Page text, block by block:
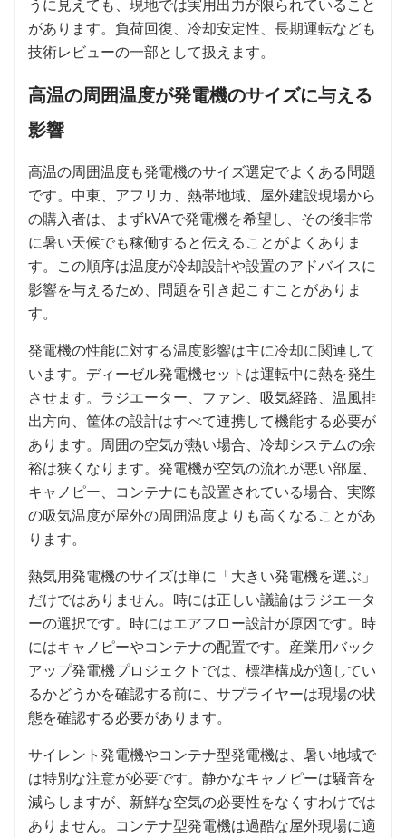
うに見えても、現地では実用出力が限られていること
があります。負荷回復、冷却安定性、長期運転なども
技術レビューの一部として扱えます。
高温の周囲温度が発電機のサイズに与える
影響
高温の周囲温度も発電機のサイズ選定でよくある問題
です。中東、アフリカ、熱帯地域、屋外建設現場から
の購入者は、まずkVAで発電機を希望し、その後非常
に暑い天候でも稼働すると伝えることがよくありま
す。この順序は温度が冷却設計や設置のアドバイスに
影響を与えるため、問題を引き起こすことがありま
す。
発電機の性能に対する温度影響は主に冷却に関連して
います。ディーゼル発電機セットは運転中に熱を発生
させます。ラジエーター、ファン、吸気経路、温風排
出方向、筐体の設計はすべて連携して機能する必要が
あります。周囲の空気が熱い場合、冷却システムの余
裕は狭くなります。発電機が空気の流れが悪い部屋、
キャノピー、コンテナにも設置されている場合、実際
の吸気温度が屋外の周囲温度よりも高くなることがあ
ります。
熱気用発電機のサイズは単に「大きい発電機を選ぶ」
だけではありません。時には正しい議論はラジエータ
ーの選択です。時にはエアフロー設計が原因です。時
にはキャノピーやコンテナの配置です。産業用バック
アップ発電機プロジェクトでは、標準構成が適してい
るかどうかを確認する前に、サプライヤーは現場の状
態を確認する必要があります。
サイレント発電機やコンテナ型発電機は、暑い地域で
は特別な注意が必要です。静かなキャノピーは騒音を
減らしますが、新鮮な空気の必要性をなくすわけでは
ありません。コンテナ型発電機は過酷な屋外現場に適